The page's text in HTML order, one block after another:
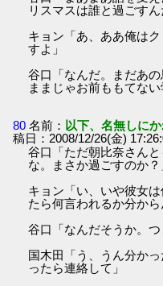
リスマスは誰と過ごすん
キョン「あ、ああ俺は
すよ」
谷口「なんだ。まだあ
ままじゃお前ももてない
80 名前： 以下、名無しに
稿日：2008/12/26(金)
谷口「ただ朝比奈さん
な。まさか過ごすのか？
キョン「い、いや彼女
たら何言われるか分から
谷口「なんだそうか。つ
国木田「う、うん分か
ったら連絡して」